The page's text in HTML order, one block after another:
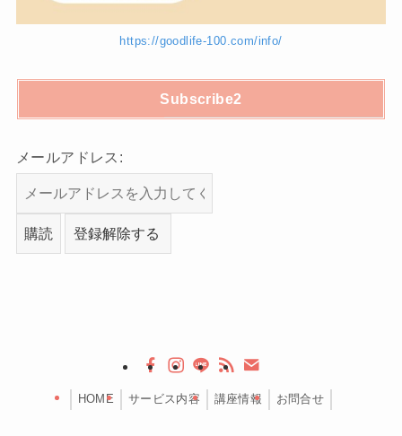
https://goodlife-100.com/info/
Subscribe2
メールアドレス:
HOME サービス内容 講座情報 お問合せ